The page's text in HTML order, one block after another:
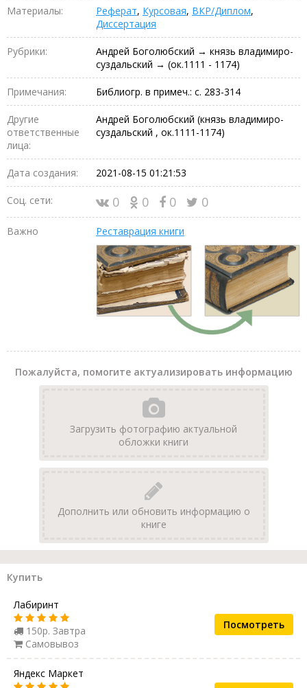
Материалы: Реферат, Курсовая, ВКР/Диплом,
Диссертация
Рубрики:
Андрей Боголюбский → князь владимиро-
суздальский → (ок.1111 - 1174)
Примечания: Библиогр. в примеч.: с. 283-314
Другие
ответственные
лица:
Андрей Боголюбский (князь владимиро-
суздальский , ок.1111-1174)
Дата создания: 2021-08-15 01:21:53
Соц. сети: 0 0 0 0
Важно Реставрация книги
Пожалуйста, помогите актуализировать информацию
Загрузить фотографию актуальной
обложки книги
Дополнить или обновить информацию о
книге
Купить
Лабиринт
150р. Завтра
Самовывоз
Посмотреть
Яндекс Маркет